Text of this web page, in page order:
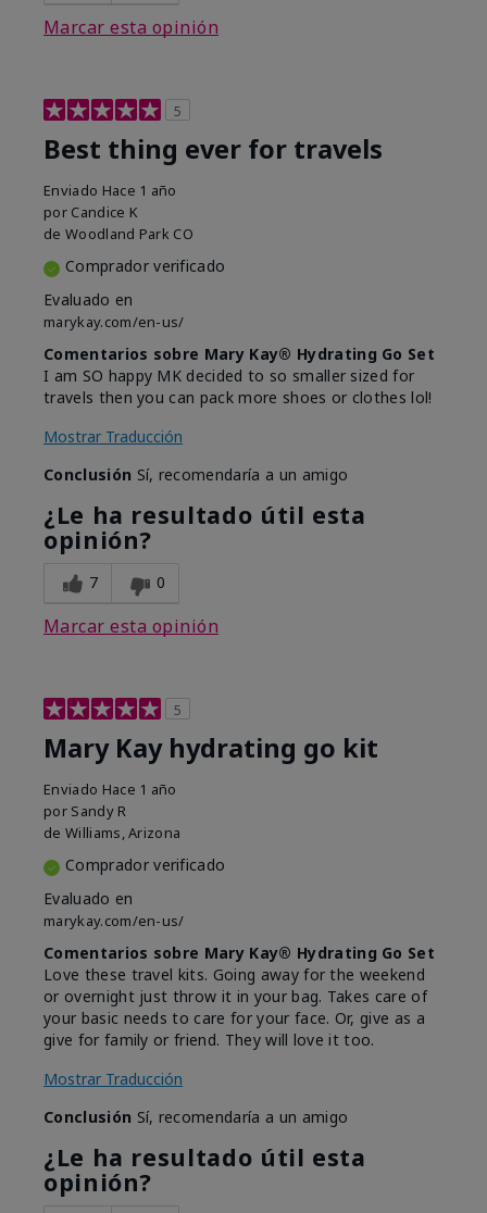
Marcar esta opinión
5
Best thing ever for travels
Enviado Hace 1 año
por Candice K
de Woodland Park CO
Comprador verificado
Evaluado en
marykay.com/en-us/
Comentarios sobre Mary Kay® Hydrating Go Set
I am SO happy MK decided to so smaller sized for
travels then you can pack more shoes or clothes lol!
Mostrar Traducción
Conclusión Sí, recomendaría a un amigo
¿Le ha resultado útil esta
opinión?
7 0
Marcar esta opinión
5
Mary Kay hydrating go kit
Enviado Hace 1 año
por Sandy R
de Williams, Arizona
Comprador verificado
Evaluado en
marykay.com/en-us/
Comentarios sobre Mary Kay® Hydrating Go Set
Love these travel kits. Going away for the weekend
or overnight just throw it in your bag. Takes care of
your basic needs to care for your face. Or, give as a
give for family or friend. They will love it too.
Mostrar Traducción
Conclusión Sí, recomendaría a un amigo
¿Le ha resultado útil esta
opinión?